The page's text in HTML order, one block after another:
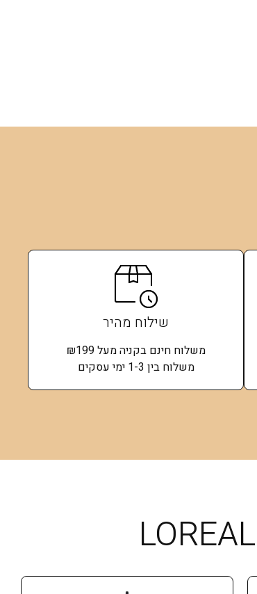
שילוח מהיר
משלוח חינם בקניה מעל ₪199
משלוח בין 1-3 ימי עסקים